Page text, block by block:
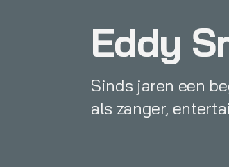
Eddy
Sinds jaren een
als zanger,